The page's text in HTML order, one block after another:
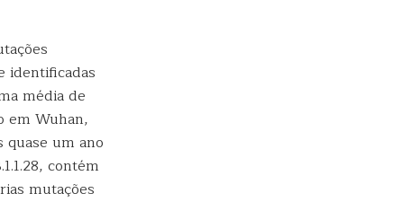
identificadas
média de
em Wuhan,
um ano
contém
mutações